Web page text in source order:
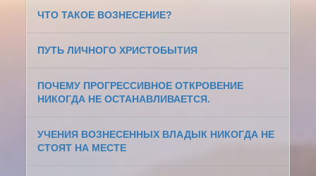
ЧТО ТАКОЕ ВОЗНЕСЕНИЕ?
ПУТЬ ЛИЧНОГО ХРИСТОБЫТИЯ
ПОЧЕМУ ПРОГРЕССИВНОЕ ОТКРОВЕНИЕ
НИКОГДА НЕ ОСТАНАВЛИВАЕТСЯ.
УЧЕНИЯ ВОЗНЕСЕННЫХ ВЛАДЫК НИКОГДА НЕ
СТОЯТ НА МЕСТЕ